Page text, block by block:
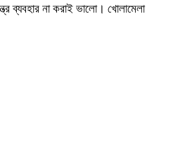
ব্যবহার না করাই ভালো। খোলামেলা